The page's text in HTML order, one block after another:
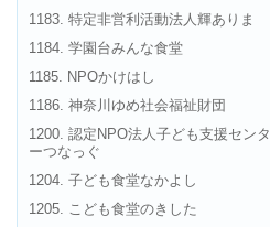
1183. 特定非営利活動法人輝ありま
1184. 学園台みんな食堂
1185. NPOかけはし
1186. 神奈川ゆめ社会福祉財団
1200. 認定NPO法人子ども支援センタ
ーつなっぐ
1204. 子ども食堂なかよし
1205. こども食堂のきした